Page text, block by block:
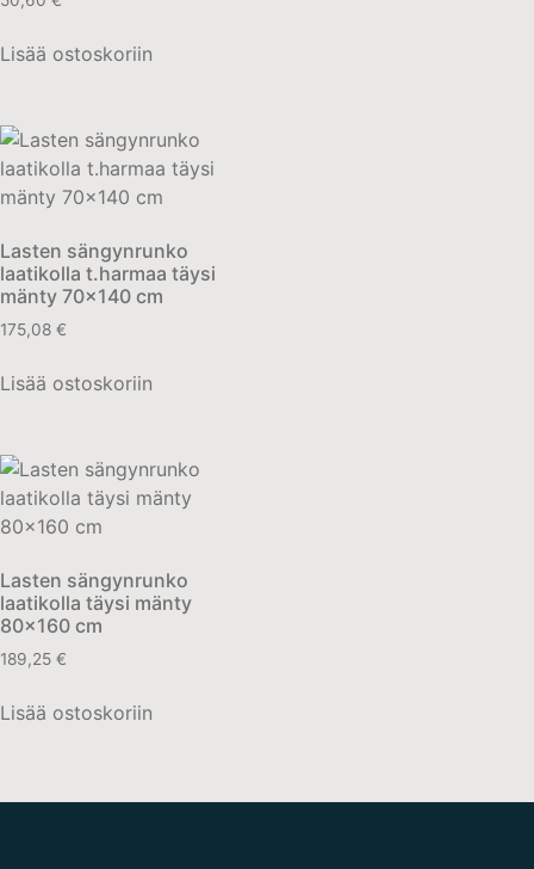
Lisää ostoskoriin
Lasten sängynrunko
laatikolla t.harmaa täysi
mänty 70×140 cm
175,08 €
Lisää ostoskoriin
Lasten sängynrunko
laatikolla täysi mänty
80×160 cm
189,25 €
Lisää ostoskoriin